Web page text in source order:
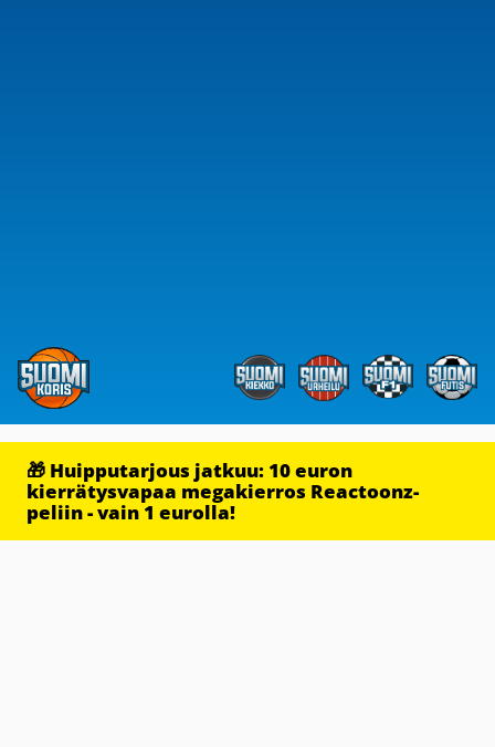
🎁 Huipputarjous jatkuu: 10 euron
kierrätysvapaa megakierros Reactoonz-
peliin - vain 1 eurolla!